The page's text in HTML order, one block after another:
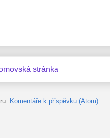
stránka
Komentáře k příspěvku (Atom)